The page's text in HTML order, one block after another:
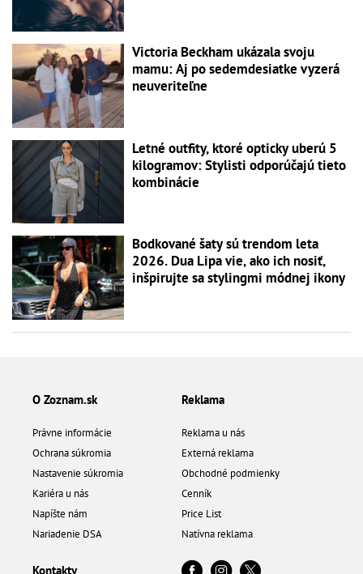
Victoria Beckham ukázala svoju
mamu: Aj po sedemdesiatke vyzerá
neuveriteľne
Letné outfity, ktoré opticky uberú 5
kilogramov: Stylisti odporúčajú tieto
kombinácie
Bodkované šaty sú trendom leta
2026. Dua Lipa vie, ako ich nosiť,
inšpirujte sa stylingmi módnej ikony
O Zoznam.sk
Právne informácie
Ochrana súkromia
Nastavenie súkromia
Kariéra u nás
Napíšte nám
Nariadenie DSA
Reklama
Reklama u nás
Externá reklama
Obchodné podmienky
Cenník
Price List
Natívna reklama
Kontakty